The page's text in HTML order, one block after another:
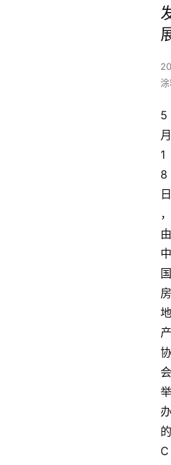
5
月
1
8
日
，
由
中
国
房
地
产
协
会
举
办
的
C